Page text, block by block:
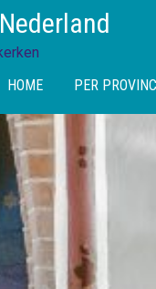
HOME
PER